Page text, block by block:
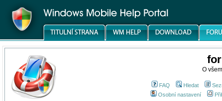
O
FAQ Hledat
Osobní nastavení